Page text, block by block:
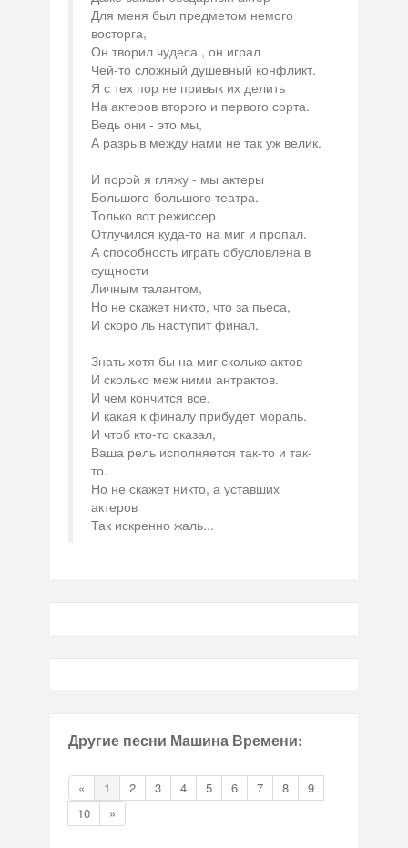
Для меня был предметом немого
восторга,
Он творил чудеса , он играл
Чей-то сложный душевный конфликт.
Я с тех пор не привык их делить
На актеров второго и первого сорта.
Ведь они - это мы,
А разрыв между нами не так уж велик.
И порой я гляжу - мы актеры
Большого-большого театра.
Только вот режиссер
Отлучился куда-то на миг и пропал.
А способность играть обусловлена в
сущности
Личным талантом,
Но не скажет никто, что за пьеса,
И скоро ль наступит финал.
Знать хотя бы на миг сколько актов
И сколько меж ними антрактов.
И чем кончится все,
И какая к финалу прибудет мораль.
И чтоб кто-то сказал,
Ваша рель исполняется так-то и так-
то.
Но не скажет никто, а уставших
актеров
Так искренно жаль...
Другие песни Машина Времени:
« 1 2 3 4 5 6 7 8
9
10
»